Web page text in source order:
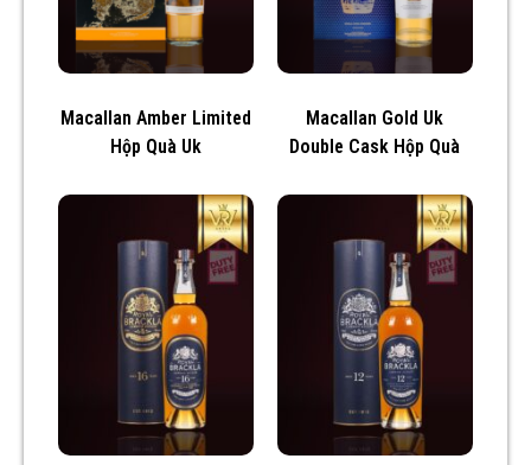
Macallan Amber Limited
Hộp Quà Uk
Macallan Gold Uk
Double Cask Hộp Quà